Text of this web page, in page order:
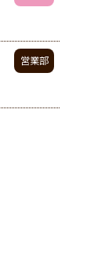
営業部